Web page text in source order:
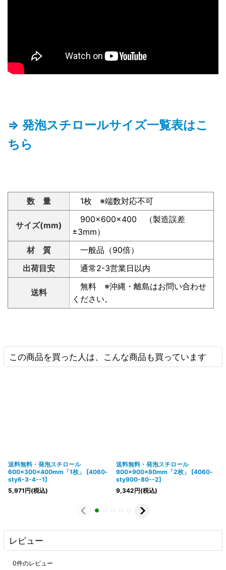
⇒ 発泡スチロールサイズ一覧表はこ
ちら
数 量 1枚 ※端数対応不可
サイズ(mm)
900×600×400 （製造誤差
±3mm）
材 質
一般品（90倍）
出荷目安
通常2-3営業日以内
送料
無料 ※沖縄・離島はお問い合わせ
ください。
この商品を買った人は、こんな商品も買っています
送料無料・発泡スチロール
600×300×400mm「1枚」
[4060-
sty6-3-4--1]
5,971円(税込)
送料無料・発泡スチロール
900×900×80mm「2枚」
[4060-
sty900-80--2]
9,342円(税込)
レビュー
0件のレビュー